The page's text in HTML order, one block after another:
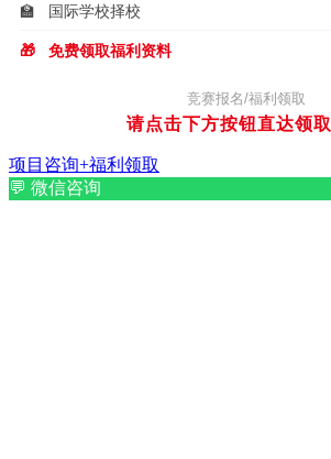
🏫 国际学校择校
🎁 免费领取福利资料
竞赛报名/福利领取
请点击下方按钮直达领取
项目咨询+福利领取
💬 微信咨询